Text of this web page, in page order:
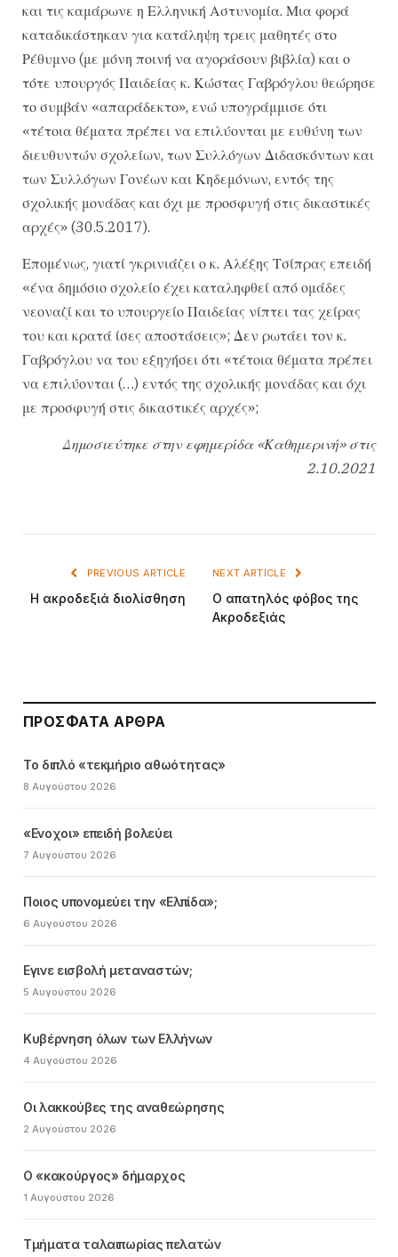
και τις καμάρωνε η Ελληνική Αστυνομία. Μια φορά
καταδικάστηκαν για κατάληψη τρεις μαθητές στο
Ρέθυμνο (με μόνη ποινή να αγοράσουν βιβλία) και ο
τότε υπουργός Παιδείας κ. Κώστας Γαβρόγλου θεώρησε
το συμβάν «απαράδεκτο», ενώ υπογράμμισε ότι
«τέτοια θέματα πρέπει να επιλύονται με ευθύνη των
διευθυντών σχολείων, των Συλλόγων Διδασκόντων και
των Συλλόγων Γονέων και Κηδεμόνων, εντός της
σχολικής μονάδας και όχι με προσφυγή στις δικαστικές
αρχές» (30.5.2017).
Επομένως, γιατί γκρινιάζει ο κ. Αλέξης Τσίπρας επειδή
«ένα δημόσιο σχολείο έχει καταληφθεί από ομάδες
νεοναζί και το υπουργείο Παιδείας νίπτει τας χείρας
του και κρατά ίσες αποστάσεις»; Δεν ρωτάει τον κ.
Γαβρόγλου να του εξηγήσει ότι «τέτοια θέματα πρέπει
να επιλύονται (…) εντός της σχολικής μονάδας και όχι
με προσφυγή στις δικαστικές αρχές»;
Δημοσιεύτηκε στην εφημερίδα «Καθημερινή» στις
2.10.2021
PREVIOUS ARTICLE
Η ακροδεξιά διολίσθηση
NEXT ARTICLE
Ο απατηλός φόβος της
Ακροδεξιάς
ΠΡΌΣΦΑΤΑ ΆΡΘΡΑ
Το διπλό «τεκμήριο αθωότητας»
8 Αυγούστου 2026
«Ενοχοι» επειδή βολεύει
7 Αυγούστου 2026
Ποιος υπονομεύει την «Ελπίδα»;
6 Αυγούστου 2026
Εγινε εισβολή μεταναστών;
5 Αυγούστου 2026
Κυβέρνηση όλων των Ελλήνων
4 Αυγούστου 2026
Οι λακκούβες της αναθεώρησης
2 Αυγούστου 2026
Ο «κακούργος» δήμαρχος
1 Αυγούστου 2026
Τμήματα ταλαιπωρίας πελατών